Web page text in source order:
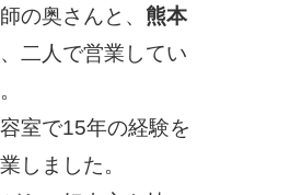
の奥さんと、 熊本
二人で営業してい
室で15年の経験を
しました。